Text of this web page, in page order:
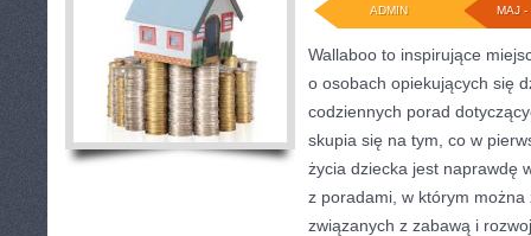
MAJ -
ADMIN
Wallaboo to inspirujące
o osobach opiekujących się
codziennych porad
skupia się na tym, co w
życia dziecka jest naprawdę
z poradami, w którym
związanych z zabawą i